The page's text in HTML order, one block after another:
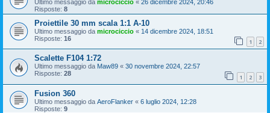
Ultimo messaggio da microciccio « 26 dicembre 2024, 20:46
Risposte: 8
Proiettile 30 mm scala 1:1 A-10
Ultimo messaggio da microciccio « 14 dicembre 2024, 18:51
Risposte: 16 1 2
Scalette F104 1:72
Ultimo messaggio da Maw89 « 30 novembre 2024, 22:57
Risposte: 28 1 2 3
Fusion 360
Ultimo messaggio da AeroFlanker « 6 luglio 2024, 12:28
Risposte: 9